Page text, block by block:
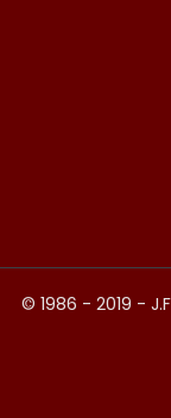
© 1986 - 2019 -